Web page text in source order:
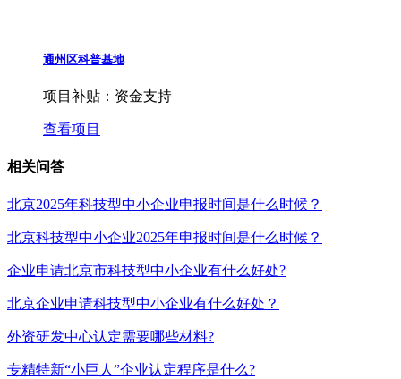
通州区科普基地
项目补贴： 资金支持
查看项目
相关问答
北京2025年科技型中小企业申报时间是什么时候？
北京科技型中小企业2025年申报时间是什么时候？
企业申请北京市科技型中小企业有什么好处?
北京企业申请科技型中小企业有什么好处？
外资研发中心认定需要哪些材料?
专精特新“小巨人”企业认定程序是什么?